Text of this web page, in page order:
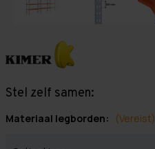
Stel zelf samen:
Materiaal legborden: (Vereist)